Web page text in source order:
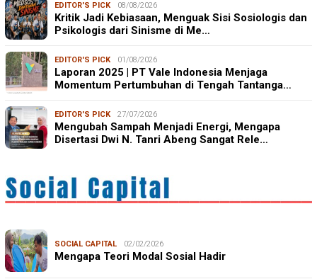
EDITOR'S PICK 08/08/2026
Kritik Jadi Kebiasaan, Menguak Sisi Sosiologis dan
Psikologis dari Sinisme di Me…
EDITOR'S PICK 01/08/2026
Laporan 2025 | PT Vale Indonesia Menjaga
Momentum Pertumbuhan di Tengah Tantanga…
EDITOR'S PICK 27/07/2026
Mengubah Sampah Menjadi Energi, Mengapa
Disertasi Dwi N. Tanri Abeng Sangat Rele…
SOCIAL CAPITAL 02/02/2026
Mengapa Teori Modal Sosial Hadir